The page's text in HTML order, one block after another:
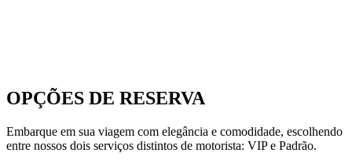
OPÇÕES DE RESERVA
Embarque em sua viagem com elegância e comodidade, escolhendo
entre nossos dois serviços distintos de motorista: VIP e Padrão.